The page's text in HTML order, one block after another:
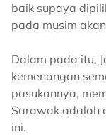
baik supaya
pada musim
Dalam pada itu,
kemenangan
pasukannya,
Sarawak adalah
ini.